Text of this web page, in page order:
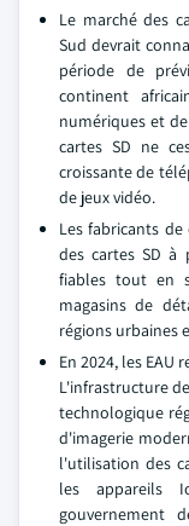
Le marché des
Sud devrait
période de
continent
numériques et
cartes SD ne
croissante de
de jeux vidéo.
Les fabricants
des cartes SD à
fiables tout en
magasins de
régions urbaines
En 2024, les
L'infrastructure
technologique
d'imagerie
l'utilisation des
les appareils
gouvernement